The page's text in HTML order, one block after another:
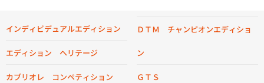
インディビデュアルエディション
エディション ヘリテージ
カブリオレ コンペティション
ＤＴＭ チャンピオンエディショ
ン
ＧＴＳ